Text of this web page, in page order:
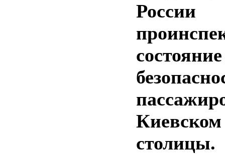
России
состояние